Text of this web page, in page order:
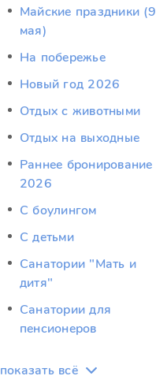
Майские праздники (9
мая)
На побережье
Новый год 2026
Отдых c животными
Отдых на выходные
Раннее бронирование
2026
С боулингом
С детьми
Санатории "Мать и
дитя"
Санатории для
пенсионеров
показать всё